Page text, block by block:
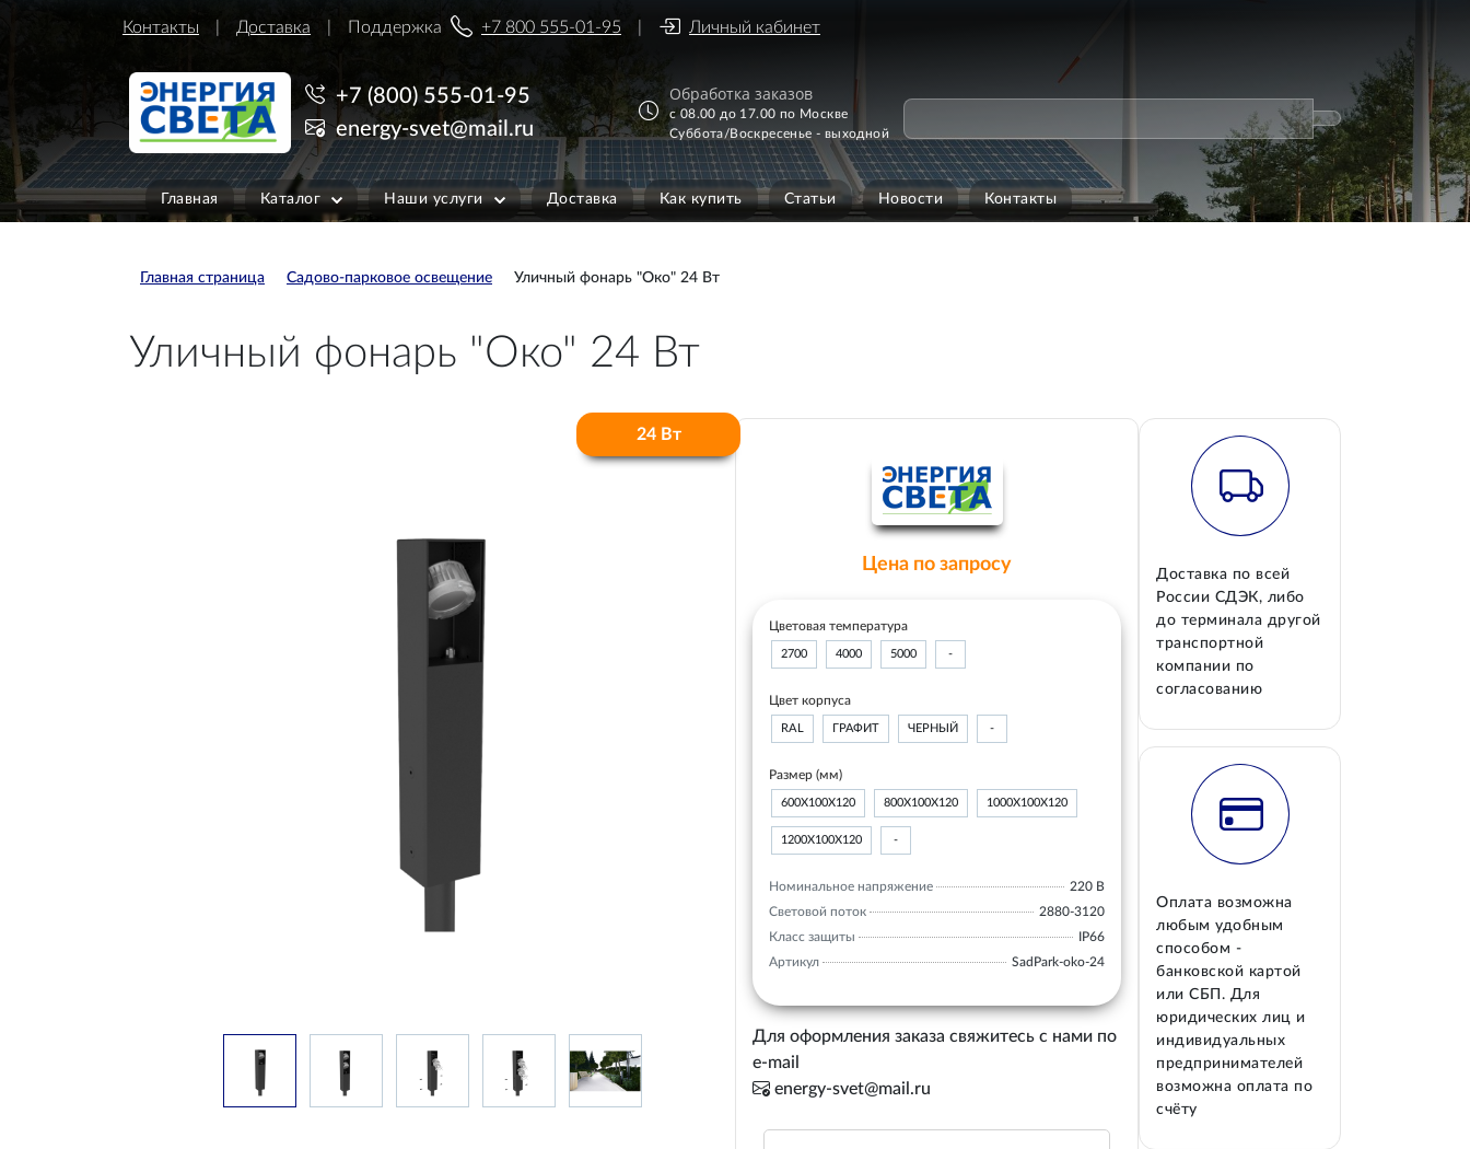
Контакты Доставка Поддержка +7 800 555-01-95 Личный кабинет
+7 (800) 555-01-95
energy-svet@mail.ru
Обработка заказов
с 08.00 до 17.00 по Москве
Суббота/Воскресенье - выходной
Главная Каталог Наши услуги Доставка Как купить Статьи Новости Контакты
Главная страница Садово-парковое освещение Уличный фонарь "Око" 24 Вт
Уличный фонарь "Око" 24 Вт
24 Вт
Цена по запросу
Цветовая температура
2700 4000 5000 -
Цвет корпуса
RAL ГРАФИТ ЧЕРНЫЙ -
Размер (мм)
600Х100Х120 800Х100Х120 1000Х100Х120
1200Х100Х120 -
Номинальное напряжение
220 В
Световой поток
2880-3120
Класс защиты
IP66
Артикул
SadPark-oko-24
Для оформления заказа свяжитесь с нами по
e-mail
energy-svet@mail.ru
Доставка по всей
России СДЭК, либо
до терминала другой
транспортной
компании по
согласованию
Оплата возможна
любым удобным
способом -
банковской картой
или СБП. Для
юридических лиц и
индивидуальных
предпринимателей
возможна оплата по
счёту